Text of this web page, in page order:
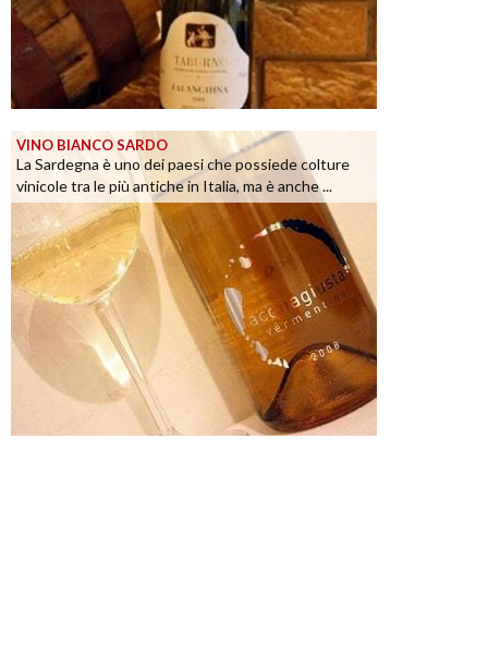
VINO BIANCO SARDO
La Sardegna è uno dei paesi che possiede colture
vinicole tra le più antiche in Italia, ma è anche ...